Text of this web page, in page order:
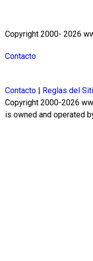
Copyright 2000- 2026
Contacto
Contacto Reglas del
Copyright 2000-2026
is owned and operated